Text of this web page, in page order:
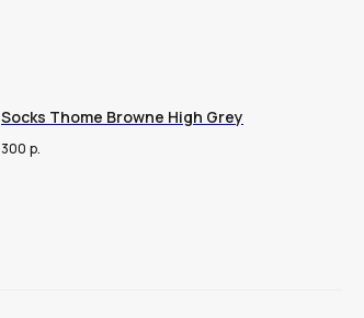
Socks Thome Browne High Grey
300 р.